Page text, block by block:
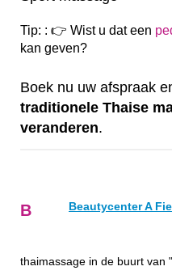
Tip: : 👉 Wist u dat een
kan geven?
Boek nu uw afspraak
traditionele Thaise
veranderen.
B Beautycenter A
thaimassage in de buurt van